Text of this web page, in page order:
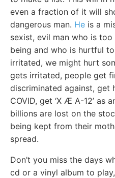
even a fraction of it will
dangerous man. He is a
sexist, evil man who is
being and who is hurtful
irritated, we might hurt
gets irritated, people get
discriminated against, get
COVID, get ‘X Æ A-12’ as
billions are lost on the
being kept from their
spread.
Don’t you miss the days
cd or a vinyl album to